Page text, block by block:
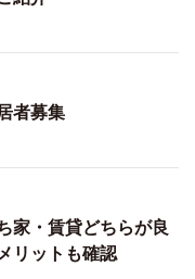
者募集
家・賃貸どちらが良
リットも確認